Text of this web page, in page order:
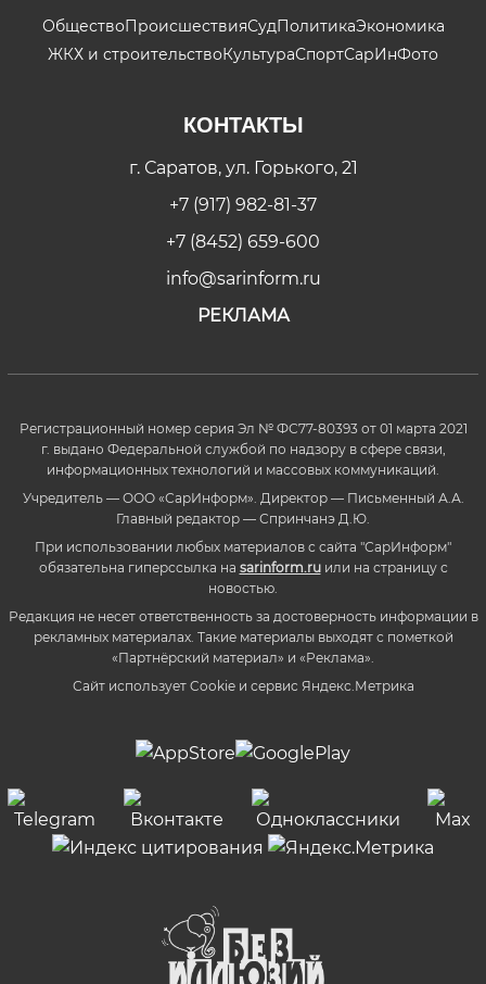
ОбществоПроисшествияСудПолитикаЭкономика
ЖКХ и строительствоКультураСпортСарИнФото
КОНТАКТЫ
г. Саратов, ул. Горького, 21
+7 (917) 982-81-37
+7 (8452) 659-600
info@sarinform.ru
РЕКЛАМА
Регистрационный номер серия Эл № ФС77-80393 от 01 марта 2021
г. выдано Федеральной службой по надзору в сфере связи,
информационных технологий и массовых коммуникаций.
Учредитель — ООО «СарИнформ». Директор — Письменный А.А.
Главный редактор — Спринчанэ Д.Ю.
При использовании любых материалов с сайта "СарИнформ"
обязательна гиперссылка на sarinform.ruили на страницу с
новостью.
Редакция не несет ответственность за достоверность информации в
рекламных материалах. Такие материалы выходят с пометкой
«Партнёрский материал» и «Реклама».
Сайт использует Cookie и сервиc Яндекс.Метрика